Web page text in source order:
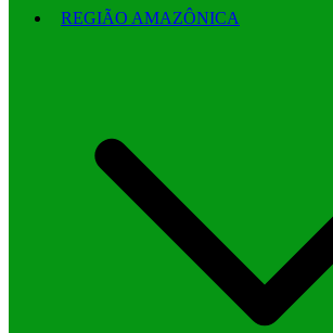
REGIÃO AMAZÔNICA